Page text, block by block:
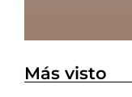
Más visto